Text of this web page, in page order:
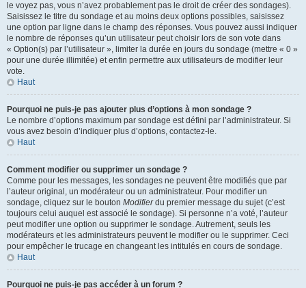
le voyez pas, vous n’avez probablement pas le droit de créer des sondages).
Saisissez le titre du sondage et au moins deux options possibles, saisissez
une option par ligne dans le champ des réponses. Vous pouvez aussi indiquer
le nombre de réponses qu’un utilisateur peut choisir lors de son vote dans
« Option(s) par l’utilisateur », limiter la durée en jours du sondage (mettre « 0 »
pour une durée illimitée) et enfin permettre aux utilisateurs de modifier leur
vote.
Haut
Pourquoi ne puis-je pas ajouter plus d’options à mon sondage ?
Le nombre d’options maximum par sondage est défini par l’administrateur. Si
vous avez besoin d’indiquer plus d’options, contactez-le.
Haut
Comment modifier ou supprimer un sondage ?
Comme pour les messages, les sondages ne peuvent être modifiés que par
l’auteur original, un modérateur ou un administrateur. Pour modifier un
sondage, cliquez sur le bouton Modifierdu premier message du sujet (c’est
toujours celui auquel est associé le sondage). Si personne n’a voté, l’auteur
peut modifier une option ou supprimer le sondage. Autrement, seuls les
modérateurs et les administrateurs peuvent le modifier ou le supprimer. Ceci
pour empêcher le trucage en changeant les intitulés en cours de sondage.
Haut
Pourquoi ne puis-je pas accéder à un forum ?